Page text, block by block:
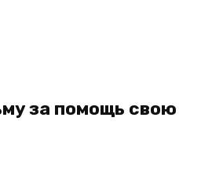
за помощь свою